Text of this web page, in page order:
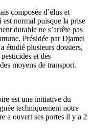
composée d’élus et
est normal puisque la prise
durable ne s’arrête pas
Présidée par Djamel
étudié plusieurs dossiers,
et des
moyens de transport.
est une initiative du
techniquement notre
a ouvert ses portes il y a 2